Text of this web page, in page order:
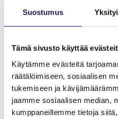
Suostumus
Tämä sivusto käyttää
Käytämme evästeitä
räätälöimiseen, sosiaalisen
tukemiseen ja
jaamme sosiaalisen median,
kumppaneillemme tietoja
alaa edustavan ammattiliiton
Tarkennamme esityksiämme
sääntelyn muuttamiseksi aloitetaan.
Irtisanomista
kokonaistarkasteluun
Korostamme, että
jatkossakin painava ja asiallinen syy.